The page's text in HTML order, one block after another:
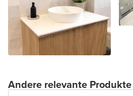
Andere relevante Produkte